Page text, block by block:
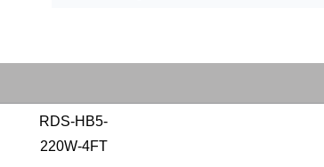
RDS-HB5-
220W-4FT